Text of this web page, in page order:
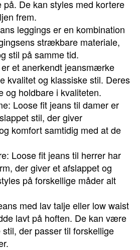
på. De kan styles med kortere
frem.
leggings er en kombination
strækbare materiale,
stil på samme tid.
et anerkendt jeansmærke
kvalitet og klassiske stil. Deres
og holdbare i kvaliteten.
Loose fit jeans til damer er
stil, der giver
komfort samtidig med at de
Loose fit jeans til herrer har
der giver et afslappet og
på forskellige måder alt
med lav talje eller low waist
lavt på hoften. De kan være
der passer til forskellige